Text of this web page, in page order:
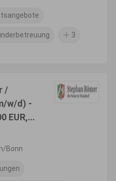
3
/
w/d) -
EUR,
Bonn